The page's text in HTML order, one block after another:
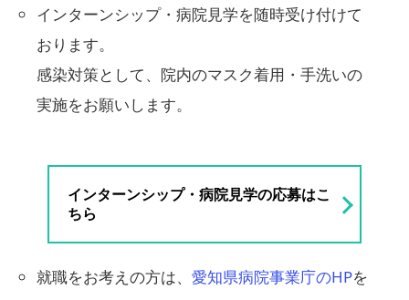
インターンシップ・病院見学を随時受け付けて
おります。
感染対策として、院内のマスク着用・手洗いの
実施をお願いします。
インターンシップ・病院見学の応募はこ
ちら
就職をお考えの方は、 愛知県病院事業庁のHPを